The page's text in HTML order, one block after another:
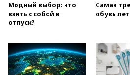
Модный выбор: что
взять с собой в
отпуск?
Самая
обувь